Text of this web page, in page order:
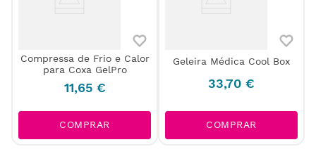
Compressa de Frio e Calor
para Coxa GelPro
11,65 €
COMPRAR
Geleira Médica Cool Box
33,70 €
COMPRAR